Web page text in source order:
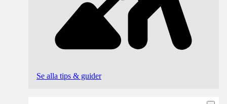
Se alla tips & guider